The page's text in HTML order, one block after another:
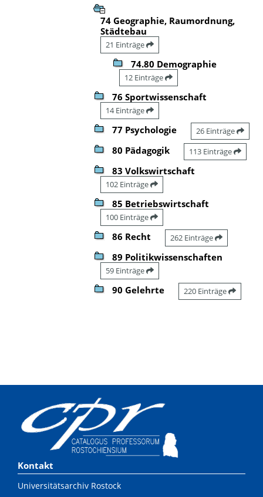
74 Geographie, Raumordnung,
Städtebau
21 Einträge
74.80 Demographie
12 Einträge
76 Sportwissenschaft
14 Einträge
77 Psychologie 26 Einträge
80 Pädagogik 113 Einträge
83 Volkswirtschaft
102 Einträge
85 Betriebswirtschaft
100 Einträge
86 Recht 262 Einträge
89 Politikwissenschaften
59 Einträge
90 Gelehrte 220 Einträge
Kontakt
Universitätsarchiv Rostock